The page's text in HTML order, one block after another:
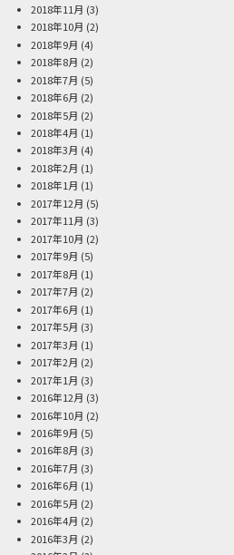
2018年11月 (3)
2018年10月 (2)
2018年9月 (4)
2018年8月 (2)
2018年7月 (5)
2018年6月 (2)
2018年5月 (2)
2018年4月 (1)
2018年3月 (4)
2018年2月 (1)
2018年1月 (1)
2017年12月 (5)
2017年11月 (3)
2017年10月 (2)
2017年9月 (5)
2017年8月 (1)
2017年7月 (2)
2017年6月 (1)
2017年5月 (3)
2017年3月 (1)
2017年2月 (2)
2017年1月 (3)
2016年12月 (3)
2016年10月 (2)
2016年9月 (5)
2016年8月 (3)
2016年7月 (3)
2016年6月 (1)
2016年5月 (2)
2016年4月 (2)
2016年3月 (2)